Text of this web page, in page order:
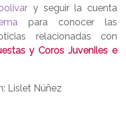
y seguir la cuenta
para conocer las
relacionadas con
y Coros Juveniles e
Lislet Núñez